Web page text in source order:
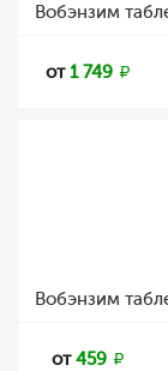
Вобэнзим
от1 749
Вобэнзим
от459